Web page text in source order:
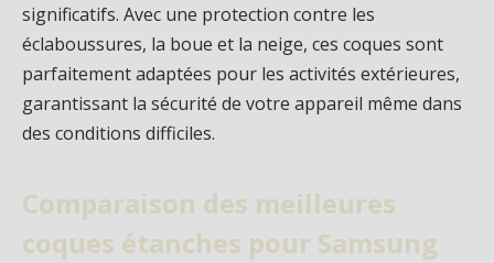
significatifs. Avec une protection contre les
éclaboussures, la boue et la neige, ces coques sont
parfaitement adaptées pour les activités extérieures,
garantissant la sécurité de votre appareil même dans
des conditions difficiles.
Comparaison des meilleures
coques étanches pour Samsung